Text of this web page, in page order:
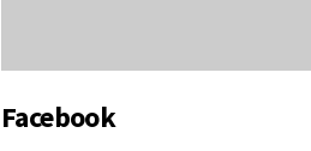
Facebook